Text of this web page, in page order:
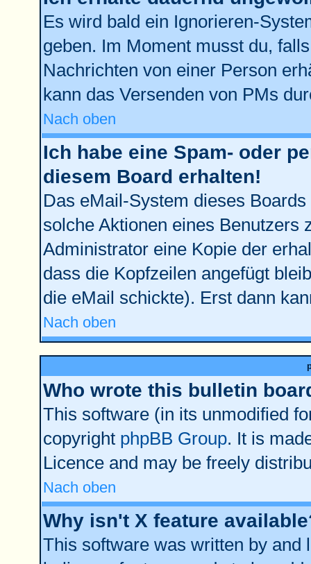
Es wird bald ein Ignorieren-
geben. Im Moment musst du,
Nachrichten von einer Person
kann das Versenden von PMs
Nach oben
Ich habe eine Spam- oder
diesem Board erhalten!
Das eMail-System dieses
solche Aktionen eines Benutzers
Administrator eine Kopie der
dass die Kopfzeilen angefügt
die eMail schickte). Erst dann
Nach oben
Who wrote this bulletin
This software (in its unmodified
copyright phpBB Group. It is
Licence and may be freely
Nach oben
Why isn't X feature
This software was written by and